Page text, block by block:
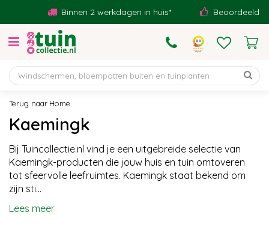
Home
Binnen 2 werkdagen in huis* Beoordeeld
Kaemingk
Bij Tuincollectie.nl vind je een uitgebreide selectie van
Kaemingk-producten die jouw huis en tuin omtoveren
tot sfeervolle leefruimtes. Kaemingk staat bekend om
zijn sti...
Lees meer